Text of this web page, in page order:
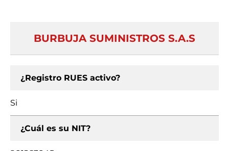
BURBUJA SUMINISTROS S.A.S
¿Registro RUES activo?
Si
¿Cuál es su NIT?